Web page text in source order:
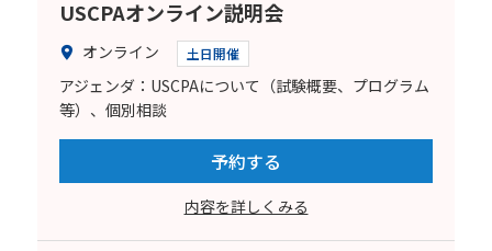
USCPAオンライン説明会
オンライン 土日開催
アジェンダ：USCPAについて（試験概要、プログラム
等）、個別相談
予約する
内容を詳しくみる